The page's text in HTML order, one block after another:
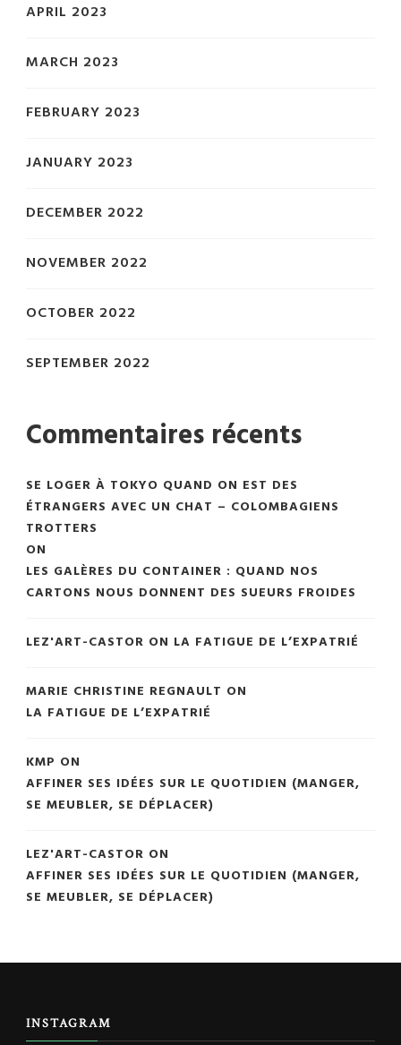
APRIL 2023
MARCH 2023
FEBRUARY 2023
JANUARY 2023
DECEMBER 2022
NOVEMBER 2022
OCTOBER 2022
SEPTEMBER 2022
Commentaires récents
SE LOGER À TOKYO QUAND ON EST DES
ÉTRANGERS AVEC UN CHAT – COLOMBAGIENS
TROTTERS
ON
LES GALÈRES DU CONTAINER : QUAND NOS
CARTONS NOUS DONNENT DES SUEURS FROIDES
LEZ'ART-CASTOR ON LA FATIGUE DE L’EXPATRIÉ
MARIE CHRISTINE REGNAULT ON
LA FATIGUE DE L’EXPATRIÉ
KMP ON
AFFINER SES IDÉES SUR LE QUOTIDIEN (MANGER,
SE MEUBLER, SE DÉPLACER)
LEZ'ART-CASTOR ON
AFFINER SES IDÉES SUR LE QUOTIDIEN (MANGER,
SE MEUBLER, SE DÉPLACER)
INSTAGRAM